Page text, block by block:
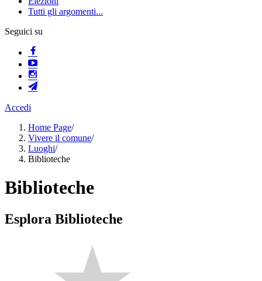
Tutti gli argomenti...
Seguici su
Accedi
Home Page/
Vivere il comune/
Luoghi/
Biblioteche
Biblioteche
Esplora Biblioteche